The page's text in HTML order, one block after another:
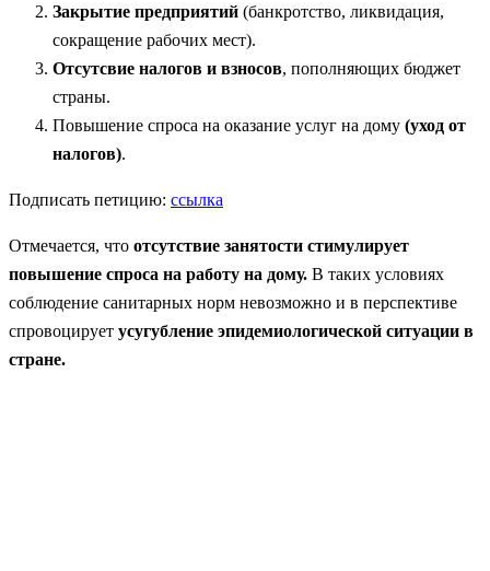
Закрытие предприятий (банкротство, ликвидация,
сокращение рабочих мест).
Отсутсвие налогов и взносов, пополняющих бюджет
страны.
Повышение спроса на оказание услуг на дому (уход от
налогов).
Подписать петицию: ссылка
Отмечается, что отсутствие занятости стимулирует
повышение спроса на работу на дому. В таких условиях
соблюдение санитарных норм невозможно и в перспективе
спровоцирует усугубление эпидемиологической ситуации в
стране.